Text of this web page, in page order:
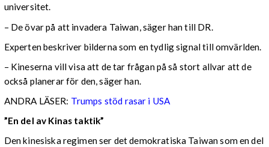
universitet.
– De övar på att invadera Taiwan, säger han till DR.
Experten beskriver bilderna som en tydlig signal till omvärlden.
– Kineserna vill visa att de tar frågan på så stort allvar att de
också planerar för den, säger han.
ANDRA LÄSER: Trumps stöd rasar i USA
”En del av Kinas taktik”
Den kinesiska regimen ser det demokratiska Taiwan som en del